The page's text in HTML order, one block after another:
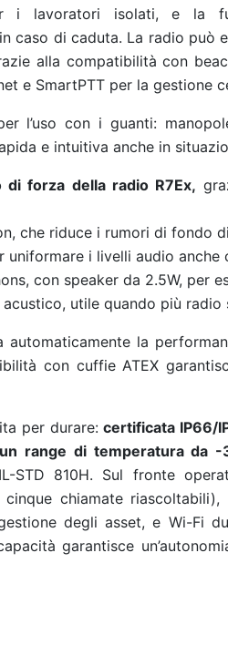
i lavoratori isolati, e la
caso di caduta. La radio può
alla compatibilità con
e SmartPTT per la gestione
l’uso con i guanti:
e intuitiva anche in
forza della radio R7Ex,
che riduce i rumori di fondo
uniformare i livelli audio
con speaker da 2.5W, per
utile quando più radio
automaticamente la
con cuffie ATEX
per durare:certificata IP66/
range di temperatura da -
STD 810H. Sul fronte
chiamate
degli asset, e Wi-Fi
garantisce